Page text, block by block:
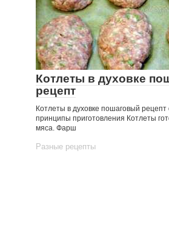
Котлеты в духовке
рецепт
Котлеты в духовке пошаговый
принципы приготовления Котлеты
мяса. Фарш
Разные рецепты